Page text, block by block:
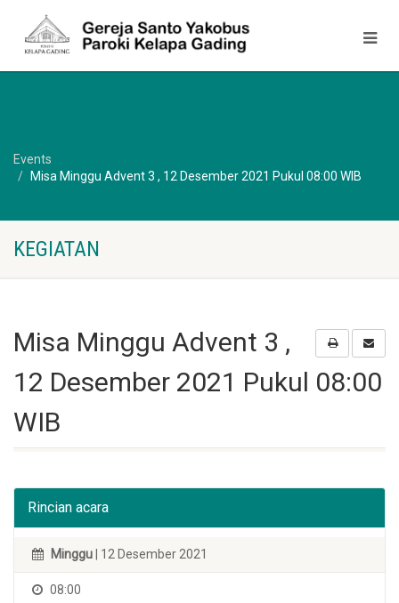
Events
Misa Minggu Advent 3 , 12 Desember 2021 Pukul 08:00 WIB
KEGIATAN
Misa Minggu Advent 3 ,
12 Desember 2021 Pukul 08:00
WIB
Rincian acara
Minggu | 12 Desember 2021
08:00